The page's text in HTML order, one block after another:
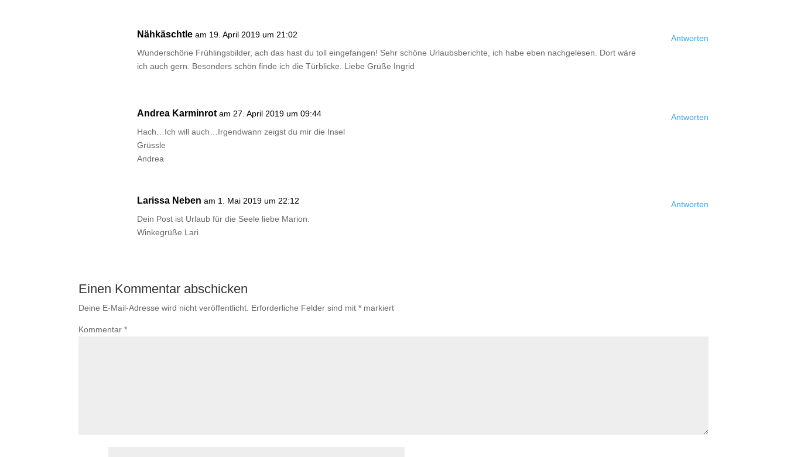
Nähkäschtle am 19. April 2019 um 21:02
Wunderschöne Frühlingsbilder, ach das hast du toll eingefangen! Sehr schöne Urlaubsberichte, ich habe eben nachgelesen. Dort wäre
ich auch gern. Besonders schön finde ich die Türblicke. Liebe Grüße Ingrid
Antworten
Andrea Karminrot am 27. April 2019 um 09:44
Hach…Ich will auch…Irgendwann zeigst du mir die Insel
Grüssle
Andrea
Antworten
Larissa Neben am 1. Mai 2019 um 22:12
Dein Post ist Urlaub für die Seele liebe Marion.
Winkegrüße Lari
Antworten
Einen Kommentar abschicken
Deine E-Mail-Adresse wird nicht veröffentlicht. Erforderliche Felder sind mit* markiert
Kommentar*